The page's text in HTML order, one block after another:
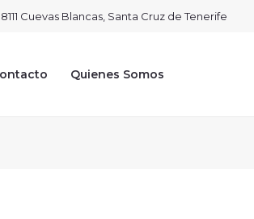
Cuevas Blancas, Santa Cruz de Tenerife
Quienes Somos